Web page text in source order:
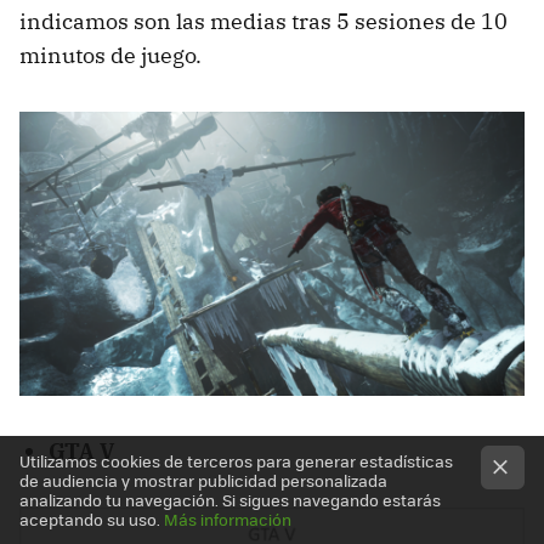
indicamos son las medias tras 5 sesiones de 10
minutos de juego.
GTA V
Utilizamos cookies de terceros para generar estadísticas
de audiencia y mostrar publicidad personalizada
analizando tu navegación. Si sigues navegando estarás
aceptando su uso. Más información